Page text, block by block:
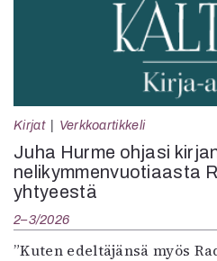
Kirjat Verkkoartikkeli
Juha Hurme ohjasi
nelikymmenvuotiaasta
yhtyeestä
2–3/2026
”Kuten edeltäjänsä myös